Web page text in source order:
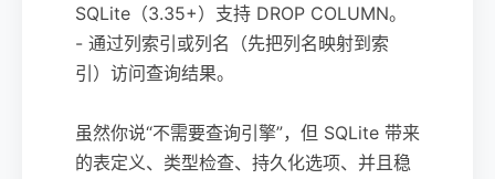
SQLite（3.35+）支持 DROP COLUMN。
- 通过列索引或列名（先把列名映射到索
引）访问查询结果。
虽然你说“不需要查询引擎”，但 SQLite 带来
的表定义、类型检查、持久化选项、并且稳